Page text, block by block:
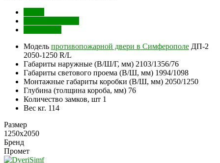
Модель противопожарной двери в Симферополе ДП-2
2050-1250 R/L
Габариты наружные (В/Ш/Г, мм) 2103/1356/76
Габариты светового проема (В/Ш, мм) 1994/1098
Монтажные габариты коробки (В/Ш, мм) 2050/1250
Глубина (толщина короба, мм) 76
Количество замков, шт 1
Вес кг. 114
Размер
1250х2050
Бренд
Промет